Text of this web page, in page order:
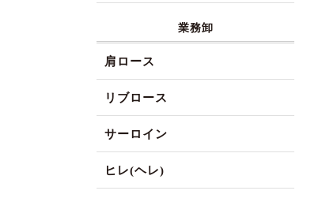
業務卸
肩ロース
リブロース
サーロイン
ヒレ(ヘレ)